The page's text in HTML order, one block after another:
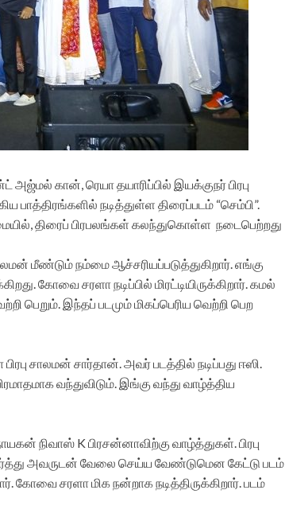
கான், ரெயா தயாரிப்பில் இயக்குநர் பிரபு
நடித்துள்ள திரைப்படம் “செம்பி”.
திரைப் பிரபலங்கள் கலந்துகொள்ள நடைபெற்றது
மீண்டும் நம்மை ஆச்சரியப்படுத்துகிறார். எங்கு
கோவை சரளா நடிப்பில் மிரட்டியிருக்கிறார். கமல்
பெறும். இந்தப் படமும் மிகப்பெரிய வெற்றி பெற
சாலமன் சார்தான். அவர் படத்தில் நடிப்பது ஈஸி.
வந்துவிடும். இங்கு வந்து வாழ்த்திய
நிவாஸ் K பிரசன்னாவிற்கு வாழ்த்துகள். பிரபு
அவருடன் வேலை செய்ய வேண்டுமென கேட்டு படம்
கோவை சரளா மிக நன்றாக நடித்திருக்கிறார். படம்